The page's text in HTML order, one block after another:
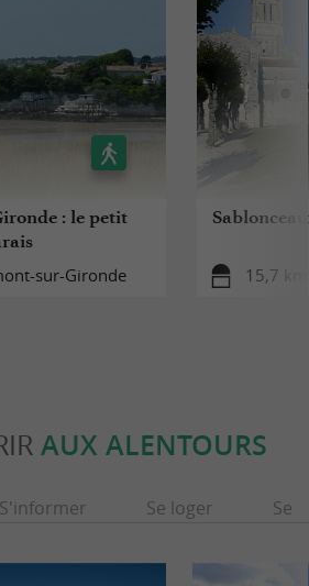
: le petit
sur-Gironde 15,7
AUX ALENTOURS
S'informer Se loger Se